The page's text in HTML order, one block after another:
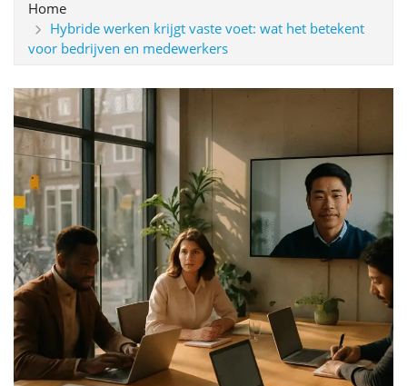
Home
Hybride werken krijgt vaste voet: wat het betekent
voor bedrijven en medewerkers